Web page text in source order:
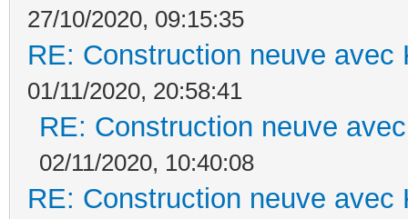
27/10/2020, 09:15:35
RE: Construction neuve avec
01/11/2020, 20:58:41
RE: Construction neuve
02/11/2020, 10:40:08
RE: Construction neuve avec